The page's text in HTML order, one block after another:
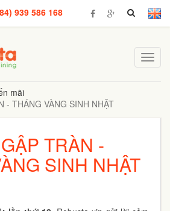
939 586 168
mãi
- THÁNG VÀNG SINH NHẬT
TRÀN -
SINH NHẬT